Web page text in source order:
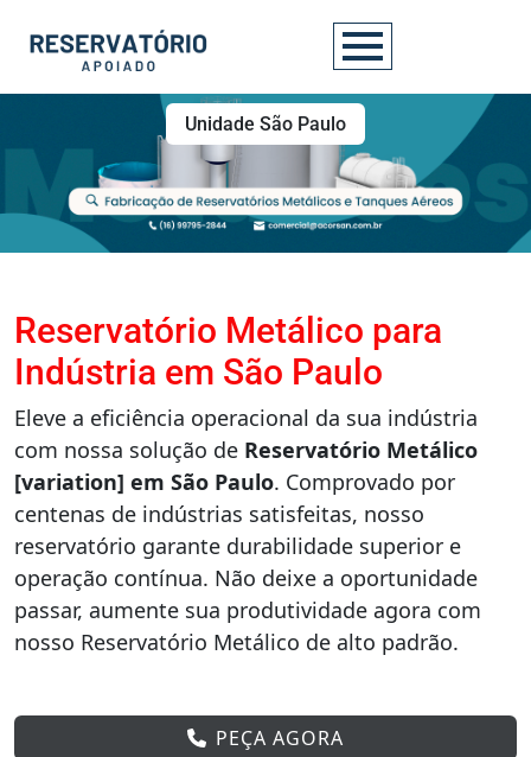
Unidade São Paulo
Reservatório Metálico para
Indústria em São Paulo
Eleve a eficiência operacional da sua indústria
com nossa solução de Reservatório Metálico
[variation] em São Paulo. Comprovado por
centenas de indústrias satisfeitas, nosso
reservatório garante durabilidade superior e
operação contínua. Não deixe a oportunidade
passar, aumente sua produtividade agora com
nosso Reservatório Metálico de alto padrão.
PEÇA AGORA